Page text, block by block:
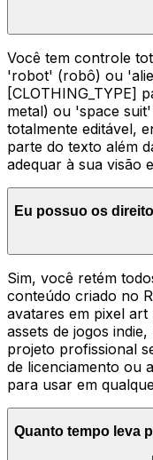
Você tem controle
'robot' (robô) ou
[CLOTHING_TYPE]
metal) ou 'space
totalmente editável,
parte do texto além
adequar à sua visão
Eu possuo os
Sim, você retém
conteúdo criado no
avatares em pixel
assets de jogos
projeto profissional
de licenciamento ou
para usar em
Quanto tempo leva